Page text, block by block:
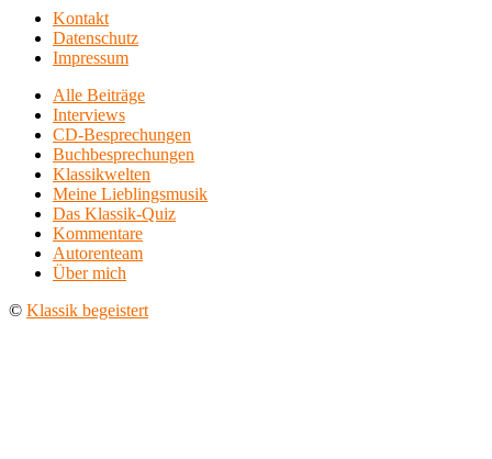
Kontakt
Datenschutz
Impressum
Alle Beiträge
Interviews
CD-Besprechungen
Buchbesprechungen
Klassikwelten
Meine Lieblingsmusik
Das Klassik-Quiz
Kommentare
Autorenteam
Über mich
© Klassik begeistert